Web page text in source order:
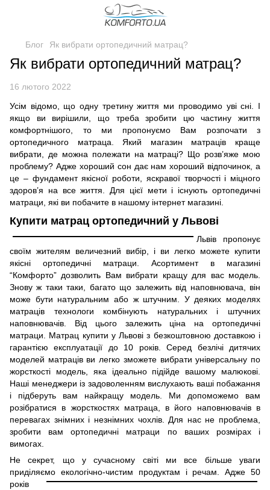
Блог Як вибрати ортопедичний матрац?
Як вибрати ортопедичний матрац?
16 лютого 2022
Усім відомо, що одну третину життя ми проводимо уві сні. І
якщо ви вирішили, що треба зробити цю частину життя
комфортнішого, то ми пропонуємо Вам розпочати з
ортопедичного матраца. Який магазин матраців краще
вибрати, де можна полежати на матраці? Що розв’яже мою
проблему? Адже хороший сон дає нам хороший відпочинок, а
це – фундамент якісної роботи, яскравої творчості і міцного
здоров’я на все життя. Для цієї мети і існують ортопедичні
матраци, які ви побачите в нашому інтернет магазині.
Купити матрац ортопедичний у Львові
Львів пропонує
своїм жителям величезний вибір, і ви легко можете купити
якісні ортопедичні матраци. Асортимент в магазині
“Комфорто” дозволить Вам вибрати кращу для вас модель.
Знову ж таки таки, багато що залежить від наповнювача, він
може бути натуральним або ж штучним. У деяких моделях
матраців технологи комбінують натуральних і штучних
наповнювачів. Від цього залежить ціна на ортопедичні
матраци. Матрац купити у Львові з безкоштовною доставкою і
гарантією експлуатації до 10 років. Серед безлічі дитячих
моделей матраців ви легко зможете вибрати універсальну по
жорсткості модель, яка ідеально підійде вашому малюкові.
Наші менеджери із задоволенням вислухають ваші побажання
і підберуть вам найкращу модель. Ми допоможемо вам
розібратися в жорсткостях матраца, в його наповнювачів в
перевагах знімних і незнімних чохлів. Для нас не проблема,
зробити вам ортопедичні матраци по ваших розмірах і
вимогах.
Не секрет, що у сучасному світі ми все більше уваги
приділяємо екологічно-чистим продуктам і речам. Адже 50
років